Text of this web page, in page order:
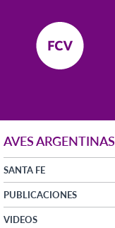
AVES ARGENTINAS
SANTA FE
PUBLICACIONES
VIDEOS